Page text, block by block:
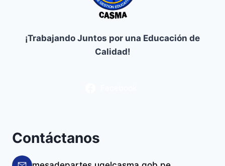
¡Trabajando Juntos por una Educación de
Calidad!
Contáctanos